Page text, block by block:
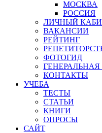
МОСКВА
РОССИЯ
ЛИЧНЫЙ
ВАКАНСИИ
РЕЙТИНГ
ФОТОГИД
КОНТАКТЫ
УЧЕБА
ТЕСТЫ
СТАТЬИ
КНИГИ
ОПРОСЫ
САЙТ